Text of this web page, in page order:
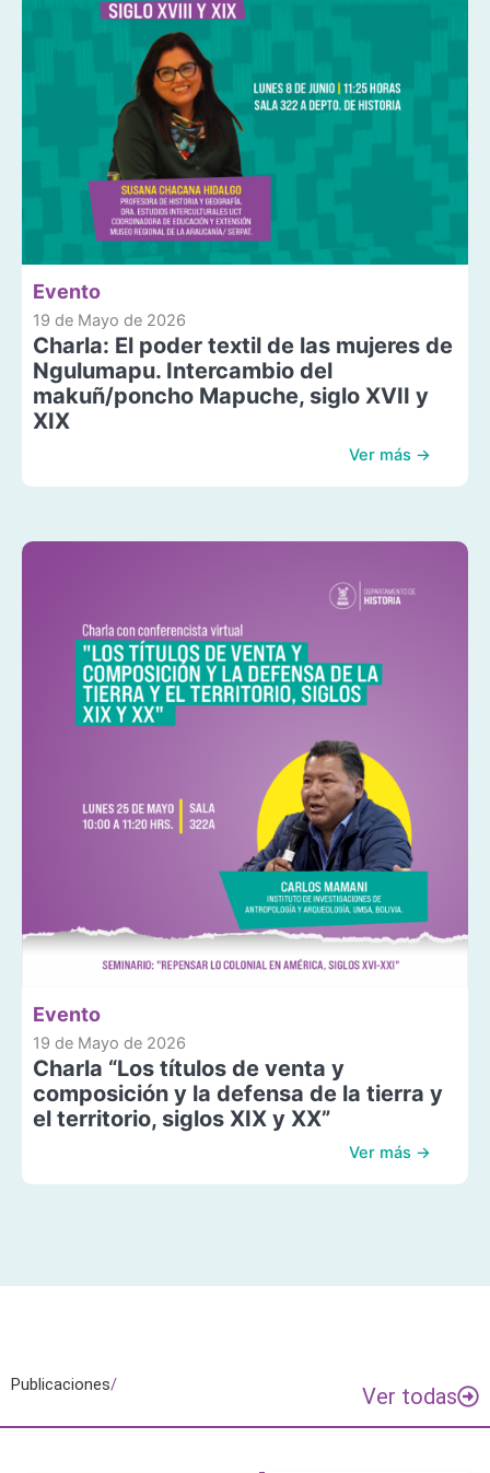
Evento
19 de Mayo de 2026
Charla: El poder textil de las mujeres de
Ngulumapu. Intercambio del
makuñ/poncho Mapuche, siglo XVII y
XIX
Ver más →
Evento
19 de Mayo de 2026
Charla “Los títulos de venta y
composición y la defensa de la tierra y
el territorio, siglos XIX y XX”
Ver más →
Publicaciones/ Ver todas